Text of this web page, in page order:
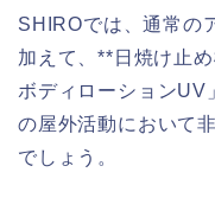
SHIROでは、通常の
加えて、**日焼け止
ボディローションUV
の屋外活動において
でしょう。